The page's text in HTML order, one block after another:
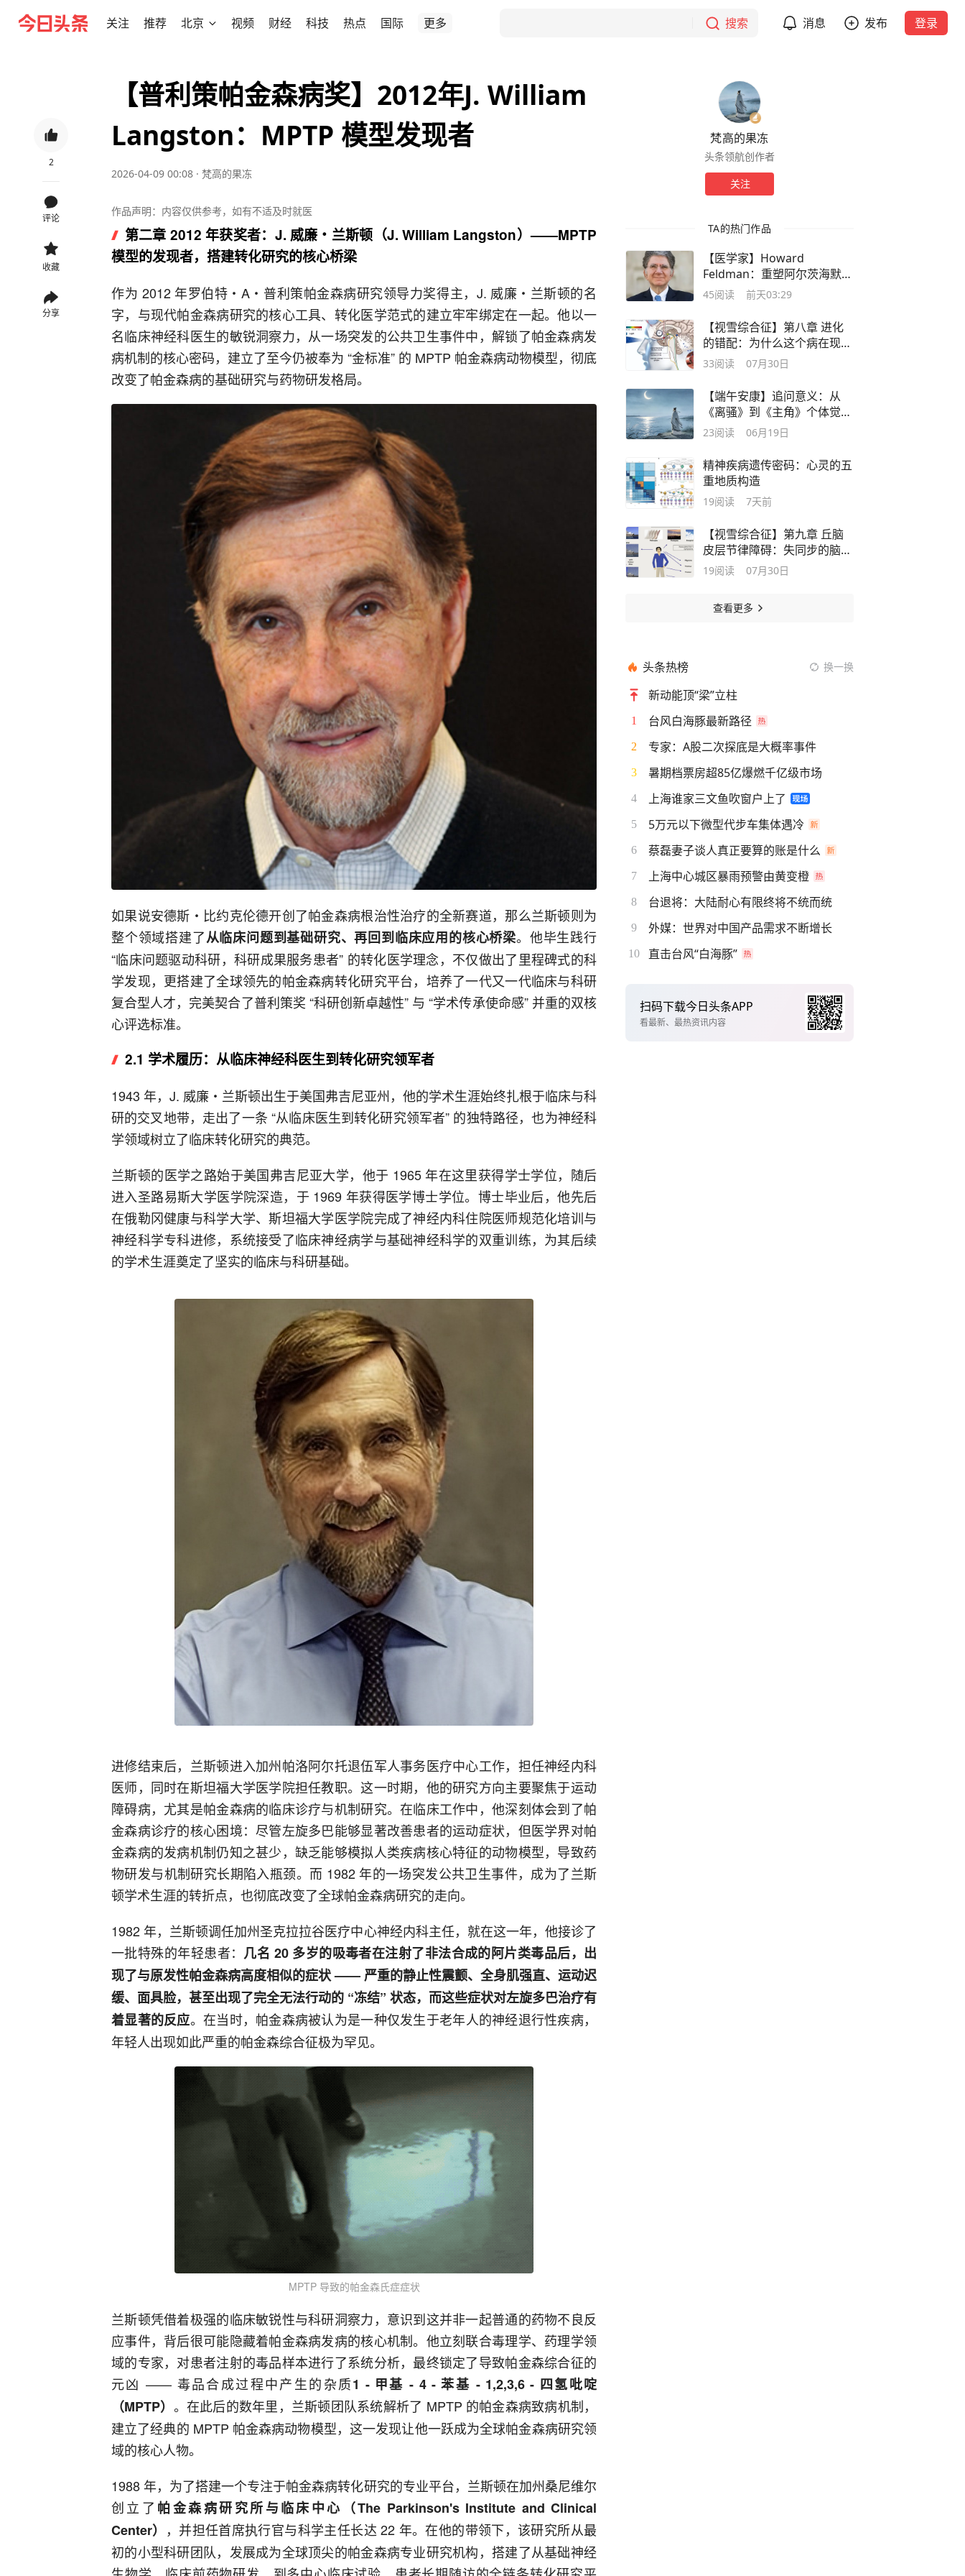
关注 推荐 北京 视频 财经 科技 热点 国际 更多 搜索 消息 发布 登录
2
评论
收藏
分享
【普利策帕金森病奖】2012年J. William
Langston：MPTP 模型发现者
2026-04-09 00:08 · 梵高的果冻
作品声明：内容仅供参考，如有不适及时就医
第二章 2012 年获奖者：J. 威廉・兰斯顿（J. William Langston）——MPTP
模型的发现者，搭建转化研究的核心桥梁
作为 2012 年罗伯特・A・普利策帕金森病研究领导力奖得主，J. 威廉・兰斯顿的名
字，与现代帕金森病研究的核心工具、转化医学范式的建立牢牢绑定在一起。他以一
名临床神经科医生的敏锐洞察力，从一场突发的公共卫生事件中，解锁了帕金森病发
病机制的核心密码，建立了至今仍被奉为 “金标准” 的 MPTP 帕金森病动物模型，彻底
改变了帕金森病的基础研究与药物研发格局。
如果说安德斯・比约克伦德开创了帕金森病根治性治疗的全新赛道，那么兰斯顿则为
整个领域搭建了从临床问题到基础研究、再回到临床应用的核心桥梁。他毕生践行
“临床问题驱动科研，科研成果服务患者” 的转化医学理念，不仅做出了里程碑式的科
学发现，更搭建了全球领先的帕金森病转化研究平台，培养了一代又一代临床与科研
复合型人才，完美契合了普利策奖 “科研创新卓越性” 与 “学术传承使命感” 并重的双核
心评选标准。
2.1 学术履历：从临床神经科医生到转化研究领军者
1943 年，J. 威廉・兰斯顿出生于美国弗吉尼亚州，他的学术生涯始终扎根于临床与科
研的交叉地带，走出了一条 “从临床医生到转化研究领军者” 的独特路径，也为神经科
学领域树立了临床转化研究的典范。
兰斯顿的医学之路始于美国弗吉尼亚大学，他于 1965 年在这里获得学士学位，随后
进入圣路易斯大学医学院深造，于 1969 年获得医学博士学位。博士毕业后，他先后
在俄勒冈健康与科学大学、斯坦福大学医学院完成了神经内科住院医师规范化培训与
神经科学专科进修，系统接受了临床神经病学与基础神经科学的双重训练，为其后续
的学术生涯奠定了坚实的临床与科研基础。
进修结束后，兰斯顿进入加州帕洛阿尔托退伍军人事务医疗中心工作，担任神经内科
医师，同时在斯坦福大学医学院担任教职。这一时期，他的研究方向主要聚焦于运动
障碍病，尤其是帕金森病的临床诊疗与机制研究。在临床工作中，他深刻体会到了帕
金森病诊疗的核心困境：尽管左旋多巴能够显著改善患者的运动症状，但医学界对帕
金森病的发病机制仍知之甚少，缺乏能够模拟人类疾病核心特征的动物模型，导致药
物研发与机制研究长期陷入瓶颈。而 1982 年的一场突发公共卫生事件，成为了兰斯
顿学术生涯的转折点，也彻底改变了全球帕金森病研究的走向。
1982 年，兰斯顿调任加州圣克拉拉谷医疗中心神经内科主任，就在这一年，他接诊了
一批特殊的年轻患者： 几名 20 多岁的吸毒者在注射了非法合成的阿片类毒品后，出
现了与原发性帕金森病高度相似的症状 —— 严重的静止性震颤、全身肌强直、运动迟
缓、面具脸，甚至出现了完全无法行动的 “冻结” 状态，而这些症状对左旋多巴治疗有
着显著的反应。在当时，帕金森病被认为是一种仅发生于老年人的神经退行性疾病，
年轻人出现如此严重的帕金森综合征极为罕见。
MPTP 导致的帕金森氏症症状
兰斯顿凭借着极强的临床敏锐性与科研洞察力，意识到这并非一起普通的药物不良反
应事件，背后很可能隐藏着帕金森病发病的核心机制。他立刻联合毒理学、药理学领
域的专家，对患者注射的毒品样本进行了系统分析，最终锁定了导致帕金森综合征的
元凶 —— 毒品合成过程中产生的杂质1 - 甲基 - 4 - 苯基 - 1,2,3,6 - 四氢吡啶
（MPTP） 。在此后的数年里，兰斯顿团队系统解析了 MPTP 的帕金森病致病机制，
建立了经典的 MPTP 帕金森病动物模型，这一发现让他一跃成为全球帕金森病研究领
域的核心人物。
1988 年，为了搭建一个专注于帕金森病转化研究的专业平台，兰斯顿在加州桑尼维尔
创立了 帕金森病研究所与临床中心（The Parkinson's Institute and Clinical
Center） ，并担任首席执行官与科学主任长达 22 年。在他的带领下，该研究所从最
初的小型科研团队，发展成为全球顶尖的帕金森病专业研究机构，搭建了从基础神经
梵高的果冻
头条领航创作者
关注
TA的热门作品
【医学家】Howard
Feldman：重塑阿尔茨海默病
研究范式的大家
45阅读 前天03:29
【视雪综合征】第八章 进化
的错配：为什么这个病在现代
越来越多
33阅读 07月30日
【端午安康】追问意义：从
《离骚》到《主角》个体觉醒
的伟大探索
23阅读 06月19日
精神疾病遗传密码：心灵的五
重地质构造
19阅读 7天前
【视雪综合征】第九章 丘脑
皮层节律障碍：失同步的脑电
波
19阅读 07月30日
查看更多
头条热榜 换一换
新动能顶“梁”立柱
1 台风白海豚最新路径
2 专家：A股二次探底是大概率事件
3 暑期档票房超85亿爆燃千亿级市场
4 上海谁家三文鱼吹窗户上了
5 5万元以下微型代步车集体遇冷
6 蔡磊妻子谈人真正要算的账是什么
7 上海中心城区暴雨预警由黄变橙
8 台退将：大陆耐心有限终将不统而统
9 外媒：世界对中国产品需求不断增长
10 直击台风“白海豚”
扫码下载今日头条APP
看最新、最热资讯内容